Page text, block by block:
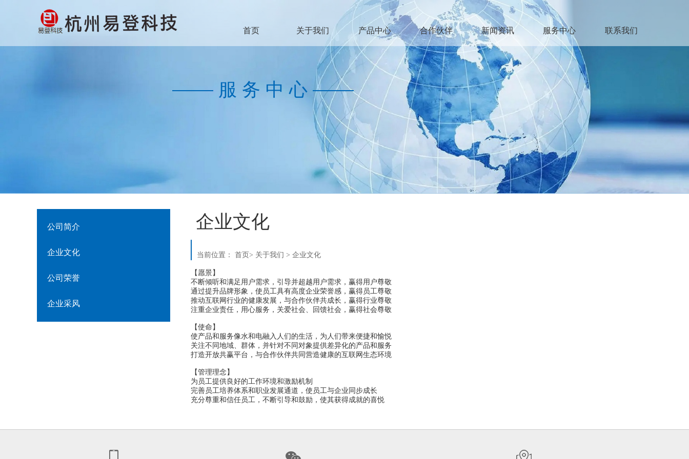
首页 关于我们 产品中心 合作伙伴 新闻资讯 服务中心 联系我们
服务中心
公司简介
企业文化
公司荣誉
企业采风
企业文化
当前位置： 首页 > 关于我们 > 企业文化
【愿景】
不断倾听和满足用户需求，引导并超越用户需求，赢得用户尊敬
通过提升品牌形象，使员工具有高度企业荣誉感，赢得员工尊敬
推动互联网行业的健康发展，与合作伙伴共成长，赢得行业尊敬
注重企业责任，用心服务，关爱社会、回馈社会，赢得社会尊敬
【使命】
使产品和服务像水和电融入人们的生活，为人们带来便捷和愉悦
关注不同地域、群体，并针对不同对象提供差异化的产品和服务
打造开放共赢平台，与合作伙伴共同营造健康的互联网生态环境
【管理理念】
为员工提供良好的工作环境和激励机制
完善员工培养体系和职业发展通道，使员工与企业同步成长
充分尊重和信任员工，不断引导和鼓励，使其获得成就的喜悦